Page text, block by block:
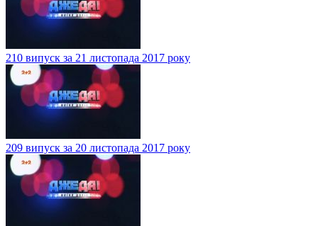
210 випуск за 21 листопада 2017 року
209 випуск за 20 листопада 2017 року